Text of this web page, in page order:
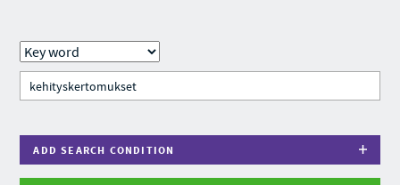
ADD SEARCH CONDITION